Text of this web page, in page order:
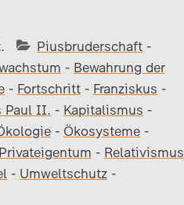
Piusbruderschaft -
- Bewahrung der
- Fortschritt - Franziskus -
Paul II. - Kapitalismus -
- Ökosysteme -
Privateigentum - Relativismus
- Umweltschutz -